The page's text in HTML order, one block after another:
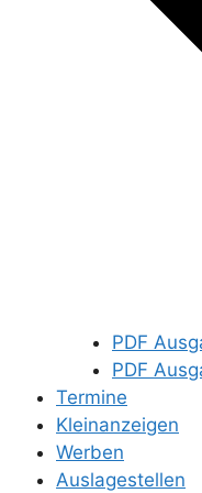
PDF
PDF
Termine
Kleinanzeigen
Werben
Auslagestellen